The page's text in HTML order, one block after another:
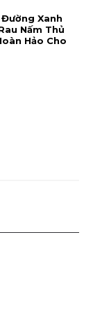
Xanh
Nấm Thủ
Hảo Cho